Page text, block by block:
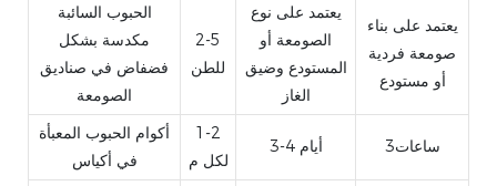
الحبوب السائبة
مكدسة بشكل
فضفاض في صناديق
الصومعة
2-5
للطن
يعتمد على نوع
الصومعة أو
المستودع وضيق
الغاز
يعتمد على بناء
صومعة فردية
أو مستودع
أكوام الحبوب المعبأة
في أكياس
1-2
لكل م
3-4 أيام ساعات3